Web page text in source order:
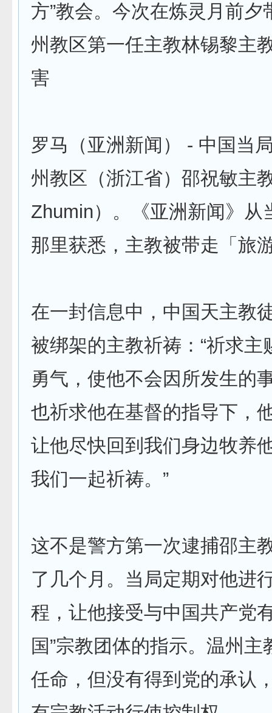
方”教会。今次在炼灵月前夕
州教区第一任主教林锡黎主
害
罗马（亚洲新闻） - 中国当
州教区（浙江省）邵祝敏主
Zhumin）。《亚洲新闻》从
那里获悉，主教被带走「旅
在一封信息中，中国天主教
被绑架的主教祈祷：“祈求主
勇气，使他不会因所发生的
也祈求他在基督的指导下，
让他尽快回到我们身边牧养
我们一起祈祷。”
这不是警方第一次逮捕邵主
了几个月。当局定期对他进
程，让他接受与中国共产党
国”宗教团体的指示。温州主
任命，但没有得到党的承认